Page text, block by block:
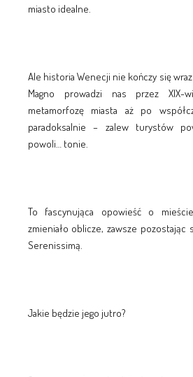
miasto idealne.
Ale historia Wenecji nie kończy się
Magno prowadzi nas przez XIX-
metamorfozę miasta aż po
paradoksalnie – zalew turystów
powoli… tonie.
To fascynująca opowieść o
zmieniało oblicze, zawsze pozostając
Serenissimą.
Jakie będzie jego jutro?